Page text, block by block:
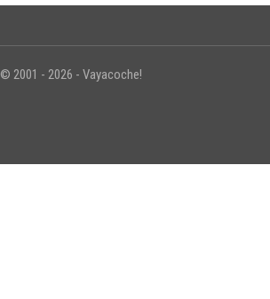
© 2001 - 2026 - Vayacoche!